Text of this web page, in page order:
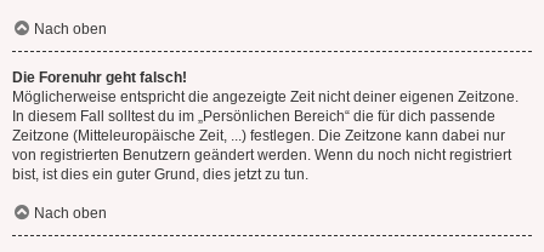
Nach oben
Die Forenuhr geht falsch!
Möglicherweise entspricht die angezeigte Zeit nicht deiner eigenen Zeitzone.
In diesem Fall solltest du im „Persönlichen Bereich“ die für dich passende
Zeitzone (Mitteleuropäische Zeit, ...) festlegen. Die Zeitzone kann dabei nur
von registrierten Benutzern geändert werden. Wenn du noch nicht registriert
bist, ist dies ein guter Grund, dies jetzt zu tun.
Nach oben